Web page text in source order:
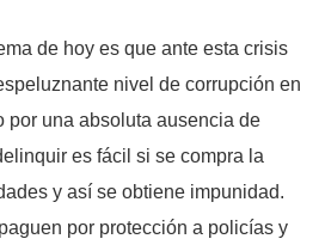
de hoy es que ante esta crisis
nivel de corrupción en
por una absoluta ausencia de
es fácil si se compra la
y así se obtiene impunidad.
por protección a policías y